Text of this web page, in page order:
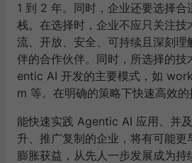
1 到 2 年。同时，企业还要选择合
栈。在选择时，企业不应只关注技
流、开放、安全、可持续且深刻理
伴的合作伙伴。同时，所选择的
entic AI 开发的主要模式，如
m 等。在明确的策略下快速高效的
能快速实践 Agentic AI 应用、并
升、推广复制的企业，将有可能更
膨胀获益，从先人一步发展成为持